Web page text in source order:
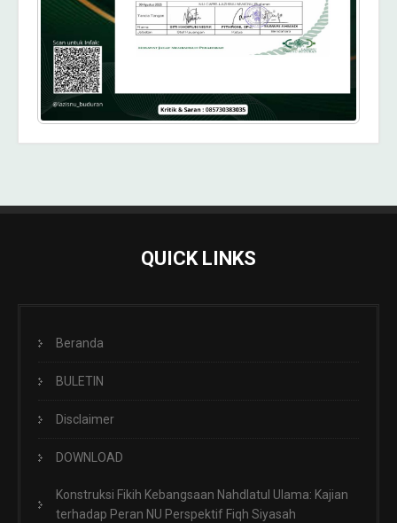
QUICK LINKS
Beranda
BULETIN
Disclaimer
DOWNLOAD
Konstruksi Fikih Kebangsaan Nahdlatul Ulama: Kajian
terhadap Peran NU Perspektif Fiqh Siyasah